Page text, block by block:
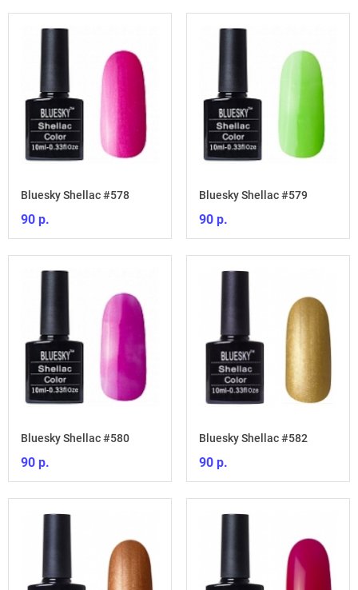
Bluesky Shellac #578
90 р.
Bluesky Shellac #579
90 р.
Bluesky Shellac #580
90 р.
Bluesky Shellac #582
90 р.